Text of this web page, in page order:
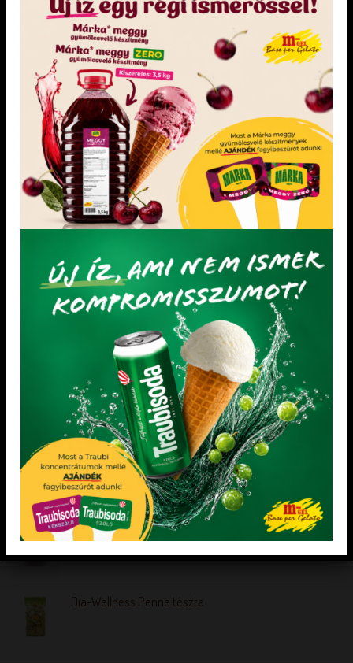
Értékelés:
5.00/ 5
KIEMELT TERMÉKEK
Dia-Wellness Bejgli Mix
Dia-Wellness Sütőliszt
Paleolit Bejgli mix
Gluténmentes Palacsintapor
LEGNÉPSZERŰBB TERMÉKEK
Meggypiros természetes ételszínezék
PÉCSI CORNETT XT NAGY TÖLCSÉR 240 db
HÁROMMAGVAS KEVERÉK 1 kg
Dia-Wellness Penne tészta